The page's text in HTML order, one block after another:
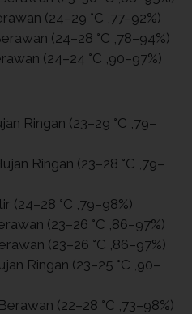
(24–29 °C ,77–92%)
(24–28 °C ,78–94%)
(24–24 °C ,90–97%)
Ringan (23–29 °C ,79–
Ringan (23–28 °C ,79–
(24–28 °C ,79–98%)
(23–26 °C ,86–97%)
(23–26 °C ,86–97%)
Ringan (23–25 °C ,90–
(22–28 °C ,73–98%)